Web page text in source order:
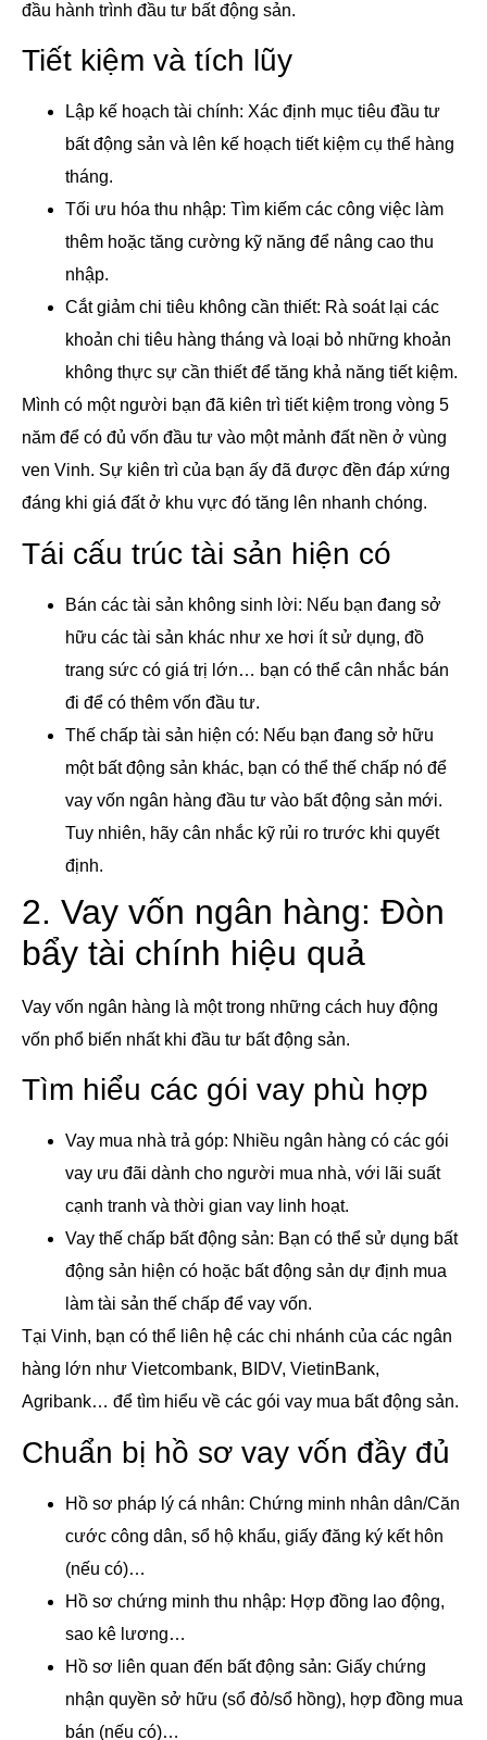
đầu hành trình đầu tư bất động sản.
Tiết kiệm và tích lũy
Lập kế hoạch tài chính: Xác định mục tiêu đầu tư
bất động sản và lên kế hoạch tiết kiệm cụ thể hàng
tháng.
Tối ưu hóa thu nhập: Tìm kiếm các công việc làm
thêm hoặc tăng cường kỹ năng để nâng cao thu
nhập.
Cắt giảm chi tiêu không cần thiết: Rà soát lại các
khoản chi tiêu hàng tháng và loại bỏ những khoản
không thực sự cần thiết để tăng khả năng tiết kiệm.
Mình có một người bạn đã kiên trì tiết kiệm trong vòng 5
năm để có đủ vốn đầu tư vào một mảnh đất nền ở vùng
ven Vinh. Sự kiên trì của bạn ấy đã được đền đáp xứng
đáng khi giá đất ở khu vực đó tăng lên nhanh chóng.
Tái cấu trúc tài sản hiện có
Bán các tài sản không sinh lời: Nếu bạn đang sở
hữu các tài sản khác như xe hơi ít sử dụng, đồ
trang sức có giá trị lớn… bạn có thể cân nhắc bán
đi để có thêm vốn đầu tư.
Thế chấp tài sản hiện có: Nếu bạn đang sở hữu
một bất động sản khác, bạn có thể thế chấp nó để
vay vốn ngân hàng đầu tư vào bất động sản mới.
Tuy nhiên, hãy cân nhắc kỹ rủi ro trước khi quyết
định.
2. Vay vốn ngân hàng: Đòn
bẩy tài chính hiệu quả
Vay vốn ngân hàng là một trong những cách huy động
vốn phổ biến nhất khi đầu tư bất động sản.
Tìm hiểu các gói vay phù hợp
Vay mua nhà trả góp: Nhiều ngân hàng có các gói
vay ưu đãi dành cho người mua nhà, với lãi suất
cạnh tranh và thời gian vay linh hoạt.
Vay thế chấp bất động sản: Bạn có thể sử dụng bất
động sản hiện có hoặc bất động sản dự định mua
làm tài sản thế chấp để vay vốn.
Tại Vinh, bạn có thể liên hệ các chi nhánh của các ngân
hàng lớn như Vietcombank, BIDV, VietinBank,
Agribank… để tìm hiểu về các gói vay mua bất động sản.
Chuẩn bị hồ sơ vay vốn đầy đủ
Hồ sơ pháp lý cá nhân: Chứng minh nhân dân/Căn
cước công dân, sổ hộ khẩu, giấy đăng ký kết hôn
(nếu có)…
Hồ sơ chứng minh thu nhập: Hợp đồng lao động,
sao kê lương…
Hồ sơ liên quan đến bất động sản: Giấy chứng
nhận quyền sở hữu (sổ đỏ/sổ hồng), hợp đồng mua
bán (nếu có)…